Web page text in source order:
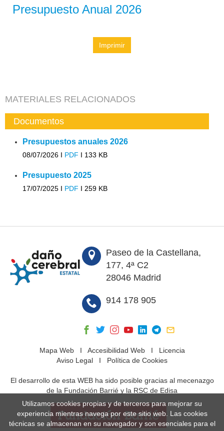
Presupuesto Anual 2026
Imprimir
MATERIALES RELACIONADOS
Documentos
Presupuestos anuales 2026
08/07/2026 I PDF I 133 KB
Presupuesto 2025
17/07/2025 I PDF I 259 KB
Paseo de la Castellana,
177, 4ª C2
28046 Madrid
914 178 905
Mapa WebI Accesibilidad WebI Licencia
Aviso Legal I Política de Cookies
El desarrollo de esta WEB ha sido posible gracias al mecenazgo
de la Fundación Barrié y la RSC de Edisa
Utilizamos cookies propias y de terceros para mejorar su
experiencia mientras navega por este sitio web. Las cookies
técnicas se almacenan en su navegador y son esenciales para el